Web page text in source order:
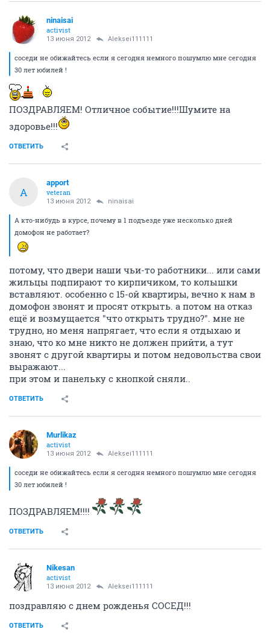
ninaisai
activist
13 июня 2012 Aleksei111111
соседи не обижайтесь если я сегодня немного пошумлю мне сегодня
30 лет юбилей !
ПОЗДРАВЛЯЕМ! Отличное событие!!!Шумите на
здоровье!!!
ОТВЕТИТЬ
A
apport
veteran
13 июня 2012 ninaisai
А кто-нибудь в курсе, почему в 1 подъезде уже несколько дней
домофон не работает?
потому, что двери наши чьи-то работники... или сами
жильцы подпирают то кирпичиком, то колышки
вставляют. особенно с 15-ой квартиры, вечно к нам в
домофон звонят и просят открыть. а потом на отказ
ещё и возмущается "что открыть трудно?". мне не
трудно, но меня напрягает, что если я отдыхаю и
знаю, что ко мне никто не должен прийти, а тут
звонят с другой квартиры и потом недовольства свои
выражают...
при этом и панельку с кнопкой сняли..
ОТВЕТИТЬ
Murlikaz
activist
13 июня 2012 Aleksei111111
соседи не обижайтесь если я сегодня немного пошумлю мне сегодня
30 лет юбилей !
ПОЗДРАВЛЯЕМ!!!!
ОТВЕТИТЬ
Nikesan
activist
13 июня 2012 Aleksei111111
поздравляю с днем рожденья СОСЕД!!!
ОТВЕТИТЬ